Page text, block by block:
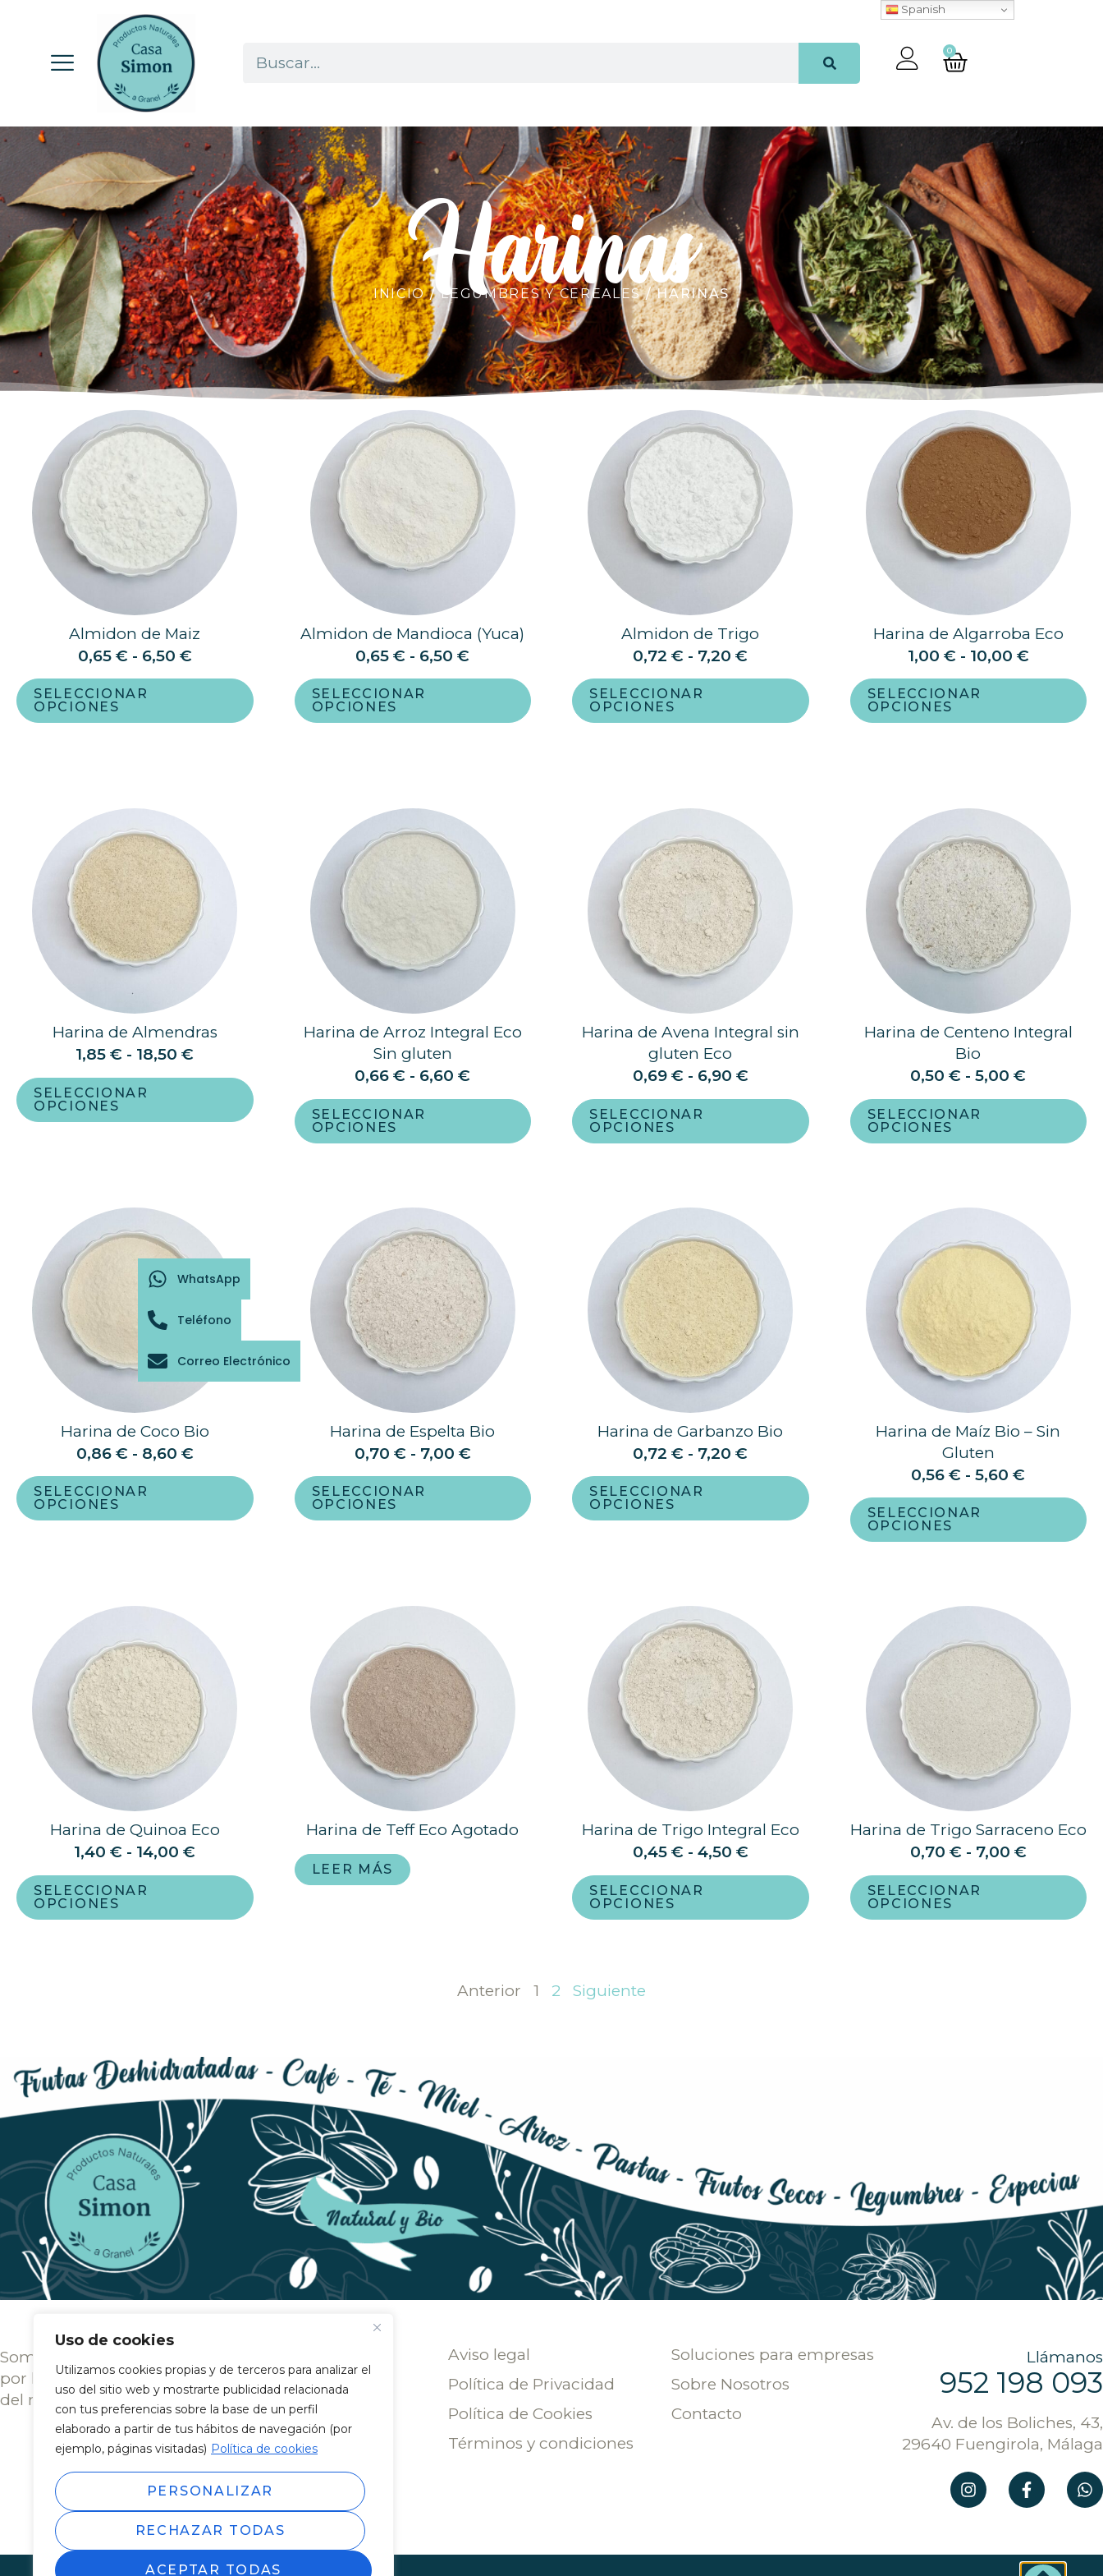
Uso de cookies
Utilizamos cookies propias y de terceros para analizar el
uso del sitio web y mostrarte publicidad relacionada
con tus preferencias sobre la base de un perfil
elaborado a partir de tus hábitos de navegación (por
ejemplo, páginas visitadas) Política de cookies
PERSONALIZAR
RECHAZAR TODAS
ACEPTAR TODAS
0
Harinas
INICIO/LEGUMBRES Y CEREALES/ HARINAS
Almidon de Maiz
0,65 € - 6,50 €
SELECCIONAR
OPCIONES
Almidon de Mandioca (Yuca)
0,65€ - 6,50€
SELECCIONAR
OPCIONES
Almidon de Trigo
0,72€ - 7,20€
SELECCIONAR
OPCIONES
Harina de Algarroba Eco
1,00 € - 10,00 €
SELECCIONAR
OPCIONES
Harina de Almendras
1,85€ - 18,50€
SELECCIONAR
OPCIONES
Harina de Arroz Integral Eco
Sin gluten
0,66€ - 6,60€
SELECCIONAR
OPCIONES
Harina de Avena Integral sin
gluten Eco
0,69 € - 6,90 €
SELECCIONAR
OPCIONES
Harina de Centeno Integral
Bio
0,50€ - 5,00€
SELECCIONAR
OPCIONES
Harina de Coco Bio
0,86 € - 8,60 €
SELECCIONAR
OPCIONES
Harina de Espelta Bio
0,70 € - 7,00 €
SELECCIONAR
OPCIONES
Harina de Garbanzo Bio
0,72€ - 7,20€
SELECCIONAR
OPCIONES
Harina de Maíz Bio – Sin
Gluten
0,56€ - 5,60€
SELECCIONAR
OPCIONES
Harina de Quinoa Eco
1,40€ - 14,00€
SELECCIONAR
OPCIONES
Harina de Teff Eco Agotado
LEER MÁS
Harina de Trigo Integral Eco
0,45 € - 4,50 €
SELECCIONAR
OPCIONES
Harina de Trigo Sarraceno Eco
0,70 € - 7,00 €
SELECCIONAR
OPCIONES
Anterior 1 2 Siguiente
Somos una empresa familiar que apuesta
por la alimentación saludable y el cuidado
del medio ambiente.
Aviso legal
Política de Privacidad
Política de Cookies
Términos y condiciones
Soluciones para empresas
Sobre Nosotros
Contacto
Llámanos
952 198 093
Av. de los Boliches, 43,
29640 Fuengirola, Málaga
Spanish
WhatsApp
Teléfono
Correo Electrónico